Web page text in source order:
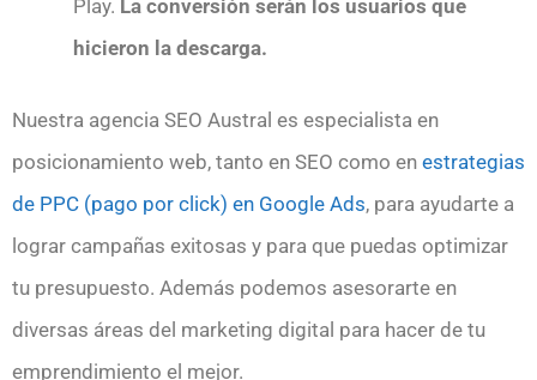
Play. La conversión serán los usuarios que
hicieron la descarga.
Nuestra agencia SEO Austral es especialista en
posicionamiento web, tanto en SEO como en estrategias
de PPC (pago por click) en Google Ads, para ayudarte a
lograr campañas exitosas y para que puedas optimizar
tu presupuesto. Además podemos asesorarte en
diversas áreas del marketing digital para hacer de tu
emprendimiento el mejor.